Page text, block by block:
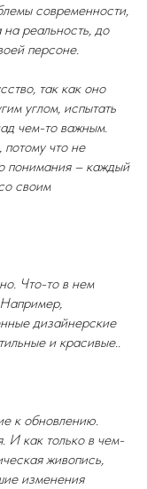
современности,
на реальность, до
персоне.
так как оно
углом, испытать
чем-то важным.
что не
понимания – каждый
своим
Что-то в нем
Например,
дизайнерские
и красивые..
к обновлению.
И как только в чем-
живопись,
изменения